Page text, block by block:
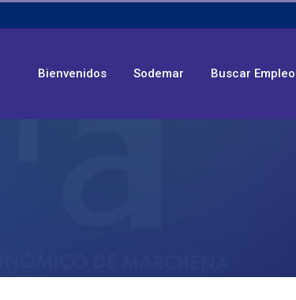
Bienvenidos Sodemar Buscar Empleo